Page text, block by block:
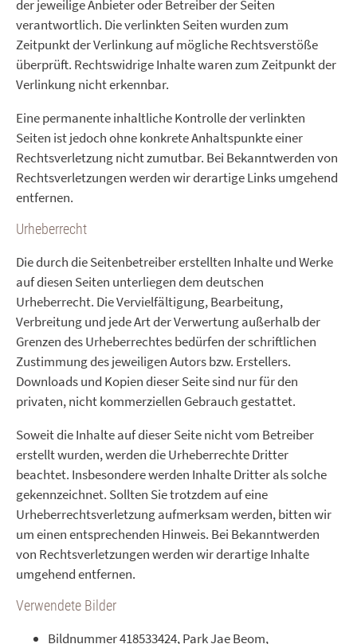
der jeweilige Anbieter oder Betreiber der Seiten
verantwortlich. Die verlinkten Seiten wurden zum
Zeitpunkt der Verlinkung auf mögliche Rechtsverstöße
überprüft. Rechtswidrige Inhalte waren zum Zeitpunkt der
Verlinkung nicht erkennbar.
Eine permanente inhaltliche Kontrolle der verlinkten
Seiten ist jedoch ohne konkrete Anhaltspunkte einer
Rechtsverletzung nicht zumutbar. Bei Bekanntwerden von
Rechtsverletzungen werden wir derartige Links umgehend
entfernen.
Urheberrecht
Die durch die Seitenbetreiber erstellten Inhalte und Werke
auf diesen Seiten unterliegen dem deutschen
Urheberrecht. Die Vervielfältigung, Bearbeitung,
Verbreitung und jede Art der Verwertung außerhalb der
Grenzen des Urheberrechtes bedürfen der schriftlichen
Zustimmung des jeweiligen Autors bzw. Erstellers.
Downloads und Kopien dieser Seite sind nur für den
privaten, nicht kommerziellen Gebrauch gestattet.
Soweit die Inhalte auf dieser Seite nicht vom Betreiber
erstellt wurden, werden die Urheberrechte Dritter
beachtet. Insbesondere werden Inhalte Dritter als solche
gekennzeichnet. Sollten Sie trotzdem auf eine
Urheberrechtsverletzung aufmerksam werden, bitten wir
um einen entsprechenden Hinweis. Bei Bekanntwerden
von Rechtsverletzungen werden wir derartige Inhalte
umgehend entfernen.
Verwendete Bilder
Bildnummer 418533424, Park Jae Beom,